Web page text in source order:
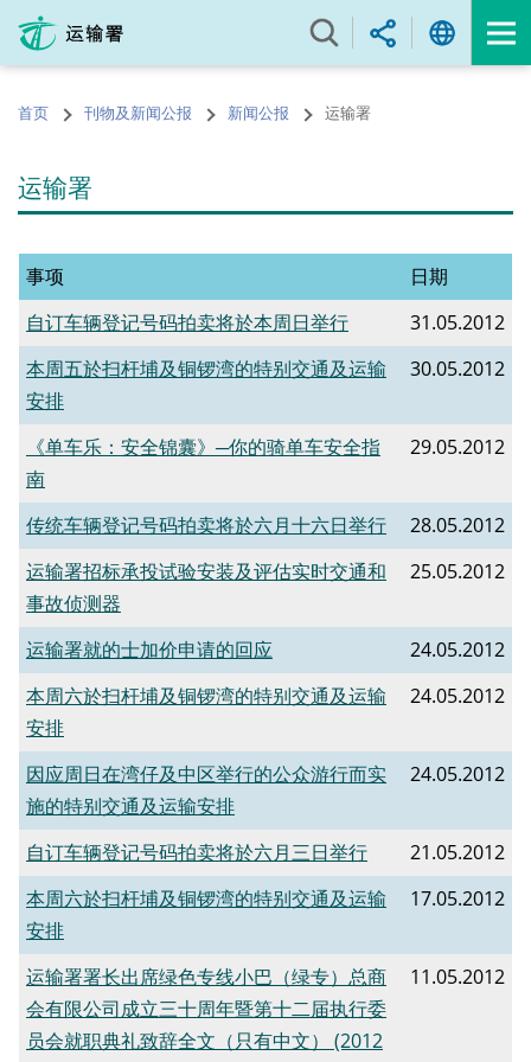
内
的首页 刊物及新闻公报 新闻公报 运输署
运输署
事项
日期
自订车辆登记号码拍卖将於本周日举行
31.05.2012
本周五於扫杆埔及铜锣湾的特别交通及运输
安排
30.05.2012
《单车乐：安全锦囊》─你的骑单车安全指
南
29.05.2012
传统车辆登记号码拍卖将於六月十六日举行
28.05.2012
运输署招标承投试验安装及评估实时交通和
事故侦测器
25.05.2012
运输署就的士加价申请的回应
24.05.2012
本周六於扫杆埔及铜锣湾的特别交通及运输
安排
24.05.2012
因应周日在湾仔及中区举行的公众游行而实
施的特别交通及运输安排
24.05.2012
自订车辆登记号码拍卖将於六月三日举行
21.05.2012
本周六於扫杆埔及铜锣湾的特别交通及运输
安排
17.05.2012
运输署署长出席绿色专线小巴（绿专）总商
会有限公司成立三十周年暨第十二届执行委
员会就职典礼致辞全文（只有中文） (2012
11.05.2012